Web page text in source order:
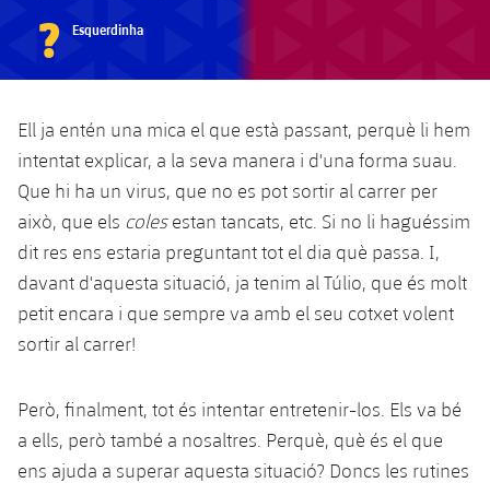
? Esquerdinha
Ell ja entén una mica el que està passant, perquè li hem
intentat explicar, a la seva manera i d'una forma suau.
Que hi ha un virus, que no es pot sortir al carrer per
això, que els colesestan tancats, etc. Si no li haguéssim
dit res ens estaria preguntant tot el dia què passa. I,
davant d'aquesta situació, ja tenim al Túlio, que és molt
petit encara i que sempre va amb el seu cotxet volent
sortir al carrer!
Però, finalment, tot és intentar entretenir-los. Els va bé
a ells, però també a nosaltres. Perquè, què és el que
ens ajuda a superar aquesta situació? Doncs les rutines